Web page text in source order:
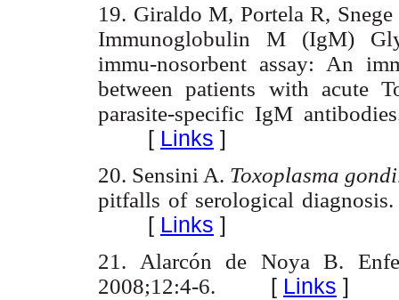
19. Giraldo M, Portela R,
Immunoglobulin M (IgM)
immu-nosorbent assay: An
between patients with acute
parasite-specific IgM
[ Links ]
20. Sensini A. Toxoplasma
pitfalls of serological
[ Links ]
21. Alarcón de Noya B.
2008;12:4-6.
[ Links ]